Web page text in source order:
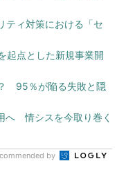
ティ対策における「セ
起点とした新規事業開
95％が陥る失敗と隠
へ 情シスを今取り巻く
by